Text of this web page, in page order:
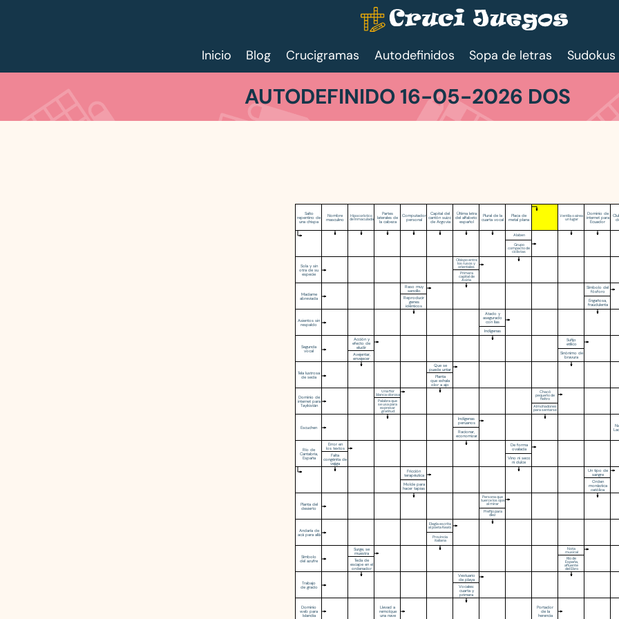
Inicio Blog Crucigramas Autodefinidos Sopa de letras Sudokus
AUTODEFINIDO 16-05-2026 DOS
Salto
repentino de
una chispa
Nombre
masculino
Hipocorístico
de Inmaculada
Partes
laterales de
la cabeza
Computador
personal
Capital del
cantón suizo
de Argovia
Última letra
del alfabeto
español
Plural de la
cuarta vocal
Placa de
metal plana
Ventila o airea
un lugar
Dominio de
internet para
Ecuador
Alaben
Grupo
compacto de
ciclistas
Sola y sin
otra de su
especie
Obispo entre
los rusos y
orientales
Primera
capital de
Asiria
Madame
abreviada
Raso muy
sencillo
Reproducir
genes
idénticos
Símbolo del
fósforo
Engañosa,
fraudulenta
Asientos sin
respaldo
Atado y
asegurado
con lías
Indígenas
Segunda
vocal
Acción y
efecto de
eludir
Avejentar,
envejecer
Sufijo
etílico
Sinónimo de
bravura
Tela lustrosa
de seda
Que se
puede untar
Planta
que exhala
olor a ajo
Dominio de
internet para
Tayikistán
Una flor
blanca olorosa
Palabra que
se usa para
expresar
gratitud
Chacó
pequeño de
fieltro
Almohadones
para sentarse
Escuchen
Indígenas
peruanos
Racionar,
economizar
Río de
Cantabria,
España
Error en
los textos
Falta
congénita de
vejiga
De forma
ovalada
Vino ni seco
ni dulce
Fricción
terapéutica
Molde para
hacer tapias
Un tipo de
sangre
Orden
monástica
católica
Planta del
desierto
Persona que
tuerce los ojos
al mirar
Prefijo para
diez
Andaría de
acá para allá
Elegía escrita
al poeta Keats
Provincia
italiana
Símbolo
del azufre
Surge, se
muestra
Tecla de
escape en el
ordenador
Nota
musical
Río de
España,
afluente
del Ebro
Trabajo
de grado
Vestuario
de playa
Vocales:
cuarta y
primera
Dominio
web para
Islandia
Llevad a
remolque
una nave
Portador
de la
herencia